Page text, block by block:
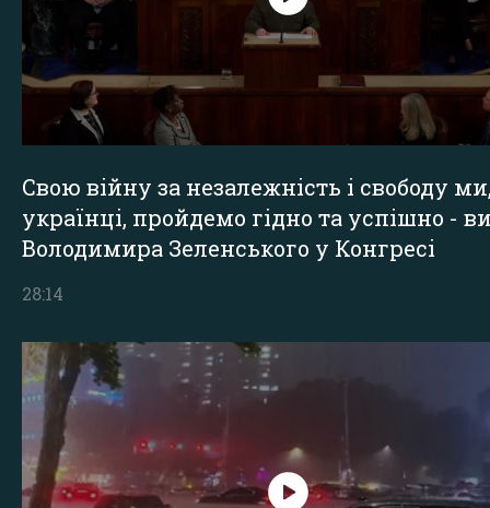
Свою війну за незалежність і свободу
українці, пройдемо гідно та успішно -
Володимира Зеленського у Конгресі
28:14